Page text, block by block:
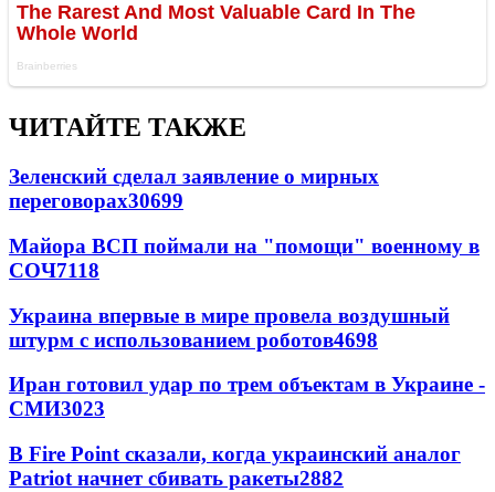
ЧИТАЙТЕ ТАКЖЕ
Зеленский сделал заявление о мирных
переговорах30699
Майора ВСП поймали на "помощи" военному в
СОЧ7118
Украина впервые в мире провела воздушный
штурм с использованием роботов4698
Иран готовил удар по трем объектам в Украине -
СМИ3023
В Fire Point сказали, когда украинский аналог
Patriot начнет сбивать ракеты2882